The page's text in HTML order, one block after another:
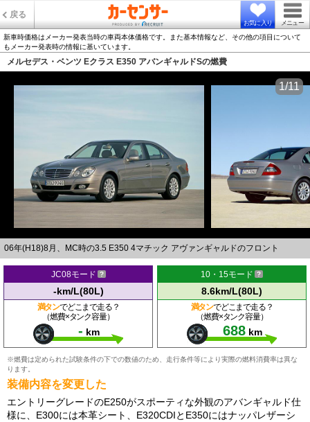
戻る
お気に入り メニュー
新車時価格はメーカー発表当時の車両本体価格です。また基本情報など、その他の項目について
もメーカー発表時の情報に基いています。
メルセデス・ベンツ Eクラス E350 アバンギャルドSの燃費
06年(H18)8月、MC時の3.5 E350 4マチック アヴァンギャルドのフロント
1/11
JC08モード
-km/L(80L)
満タンでどこまで走る？
（燃費×タンク容量）
- km
10・15モード
8.6km/L(80L)
満タンでどこまで走る？
（燃費×タンク容量）
688 km
※燃費は定められた試験条件の下での数値のため、走行条件等により実際の燃料消費率は異な
ります。
装備内容を変更した
エントリーグレードのE250がスポーティな外観のアバンギャルド仕
様に、E300には本革シート、E320CDIとE350にはナッパレザーシ